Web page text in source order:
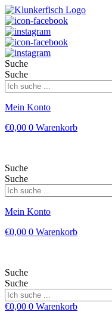
Suche
Suche
Mein Konto
€0,00 0 Warenkorb
Suche
Suche
Mein Konto
€0,00 0 Warenkorb
Suche
Suche
€0,00 0 Warenkorb